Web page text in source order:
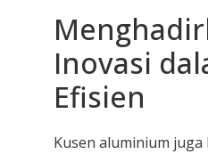
Inovasi
Efisien
Kusen aluminium